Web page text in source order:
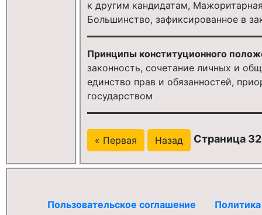
к другим кандидатам,
Большинство, зафиксированное в
Принципы конституционного
законность, сочетание личных и
единство прав и обязанностей,
государством
« Первая Назад Страница
Пользовательское соглашение